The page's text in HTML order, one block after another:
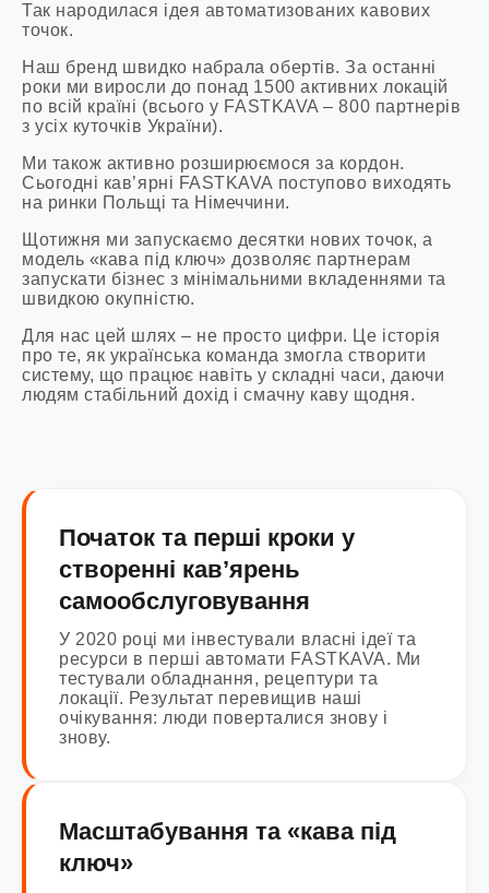
Так народилася ідея автоматизованих кавових
точок.
Наш бренд швидко набрала обертів. За останні
роки ми виросли до понад 1500 активних локацій
по всій країні (всього у FASTKAVA – 800 партнерів
з усіх куточків України).
Ми також активно розширюємося за кордон.
Сьогодні кав’ярні FASTKAVA поступово виходять
на ринки Польщі та Німеччини.
Щотижня ми запускаємо десятки нових точок, а
модель «кава під ключ» дозволяє партнерам
запускати бізнес з мінімальними вкладеннями та
швидкою окупністю.
Для нас цей шлях – не просто цифри. Це історія
про те, як українська команда змогла створити
систему, що працює навіть у складні часи, даючи
людям стабільний дохід і смачну каву щодня.
Початок та перші кроки у
створенні кав’ярень
самообслуговування
У 2020 році ми інвестували власні ідеї та
ресурси в перші автомати FASTKAVA. Ми
тестували обладнання, рецептури та
локації. Результат перевищив наші
очікування: люди поверталися знову і
знову.
Масштабування та «кава під
ключ»